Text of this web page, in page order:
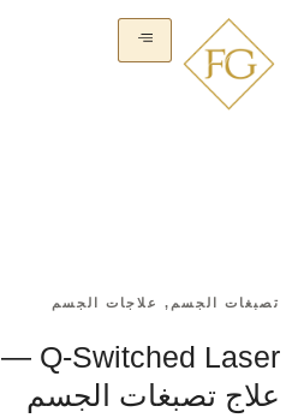
تصبغات الجسم , علاجات الجسم
Q-Switched Laser —
علاج تصبغات الجسم